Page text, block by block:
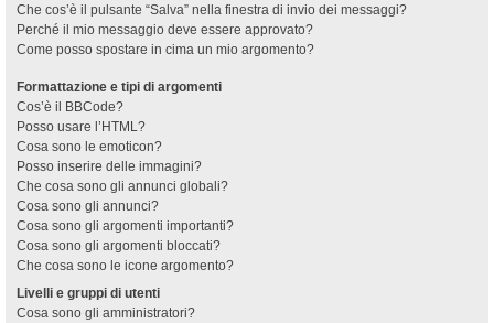
Che cos’è il pulsante “Salva” nella finestra di invio dei messaggi?
Perché il mio messaggio deve essere approvato?
Come posso spostare in cima un mio argomento?
Formattazione e tipi di argomenti
Cos’è il BBCode?
Posso usare l’HTML?
Cosa sono le emoticon?
Posso inserire delle immagini?
Che cosa sono gli annunci globali?
Cosa sono gli annunci?
Cosa sono gli argomenti importanti?
Cosa sono gli argomenti bloccati?
Che cosa sono le icone argomento?
Livelli e gruppi di utenti
Cosa sono gli amministratori?